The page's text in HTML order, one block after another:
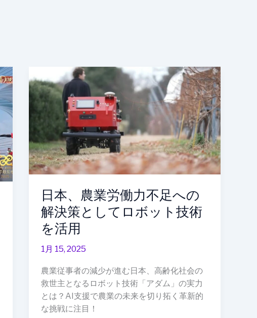
日本、農業労働力不足への
解決策としてロボット技術
を活用
1月 15, 2025
農業従事者の減少が進む日本、高齢化社会の
救世主となるロボット技術「アダム」の実力
とは？AI支援で農業の未来を切り拓く革新的
な挑戦に注目！
本、
農
業
労
力
不
足
の
解
決
策
と
て
ロ
ボ
ッ